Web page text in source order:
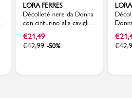
LORA FERRES
Décolleté nere da Donna
con cinturino alla caviglia
e tacco a rocchetto Lora
Ferres
€21,49
€42,99 -50%
Ferres
€
€